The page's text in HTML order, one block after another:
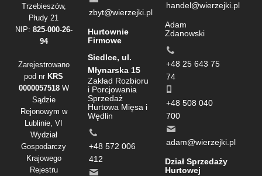
Trzebieszów,
Płudy 21
NIP: 825-000-26-
94
Zarejestrowano
pod nr KRS
0000057518W
Sądzie
Rejonowym w
Lublinie, VI
Wydział
Gospodarczy
Krajowego
Rejestru
zbyt@wierzejki.pl
Hurtownie
Firmowe
Siedlce, ul.
Młynarska 15
Zakład Rozbioru
i Porcjowania
Sprzedaż
Hurtowa Mięsa i
Wędlin
+48 572 006
412
handel@wierzejki.pl
Adam
Zdanowski
+48 25 643 75
74
+48 508 040
700
adam@wierzejki.pl
Dział Sprzedaży
Hurtowej